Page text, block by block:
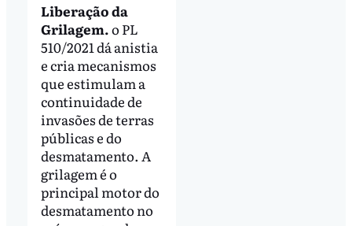
Liberação da
Grilagem.o PL
510/2021 dá anistia
e cria mecanismos
que estimulam a
continuidade de
invasões de terras
públicas e do
desmatamento. A
grilagem é o
principal motor do
desmatamento no